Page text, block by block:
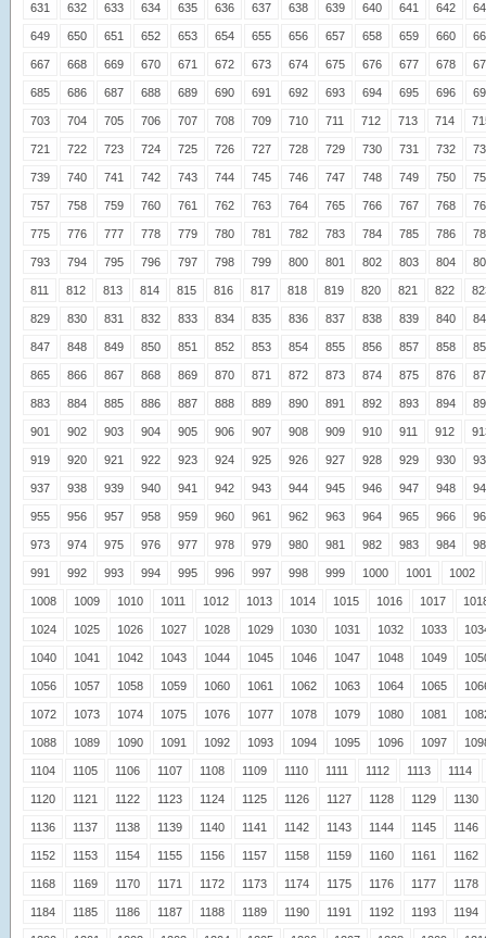
631 632 633 634 635 636 637 638 639 640 641 642
649 650 651 652 653 654 655 656 657 658 659 660
667 668 669 670 671 672 673 674 675 676 677 678
685 686 687 688 689 690 691 692 693 694 695 696
703 704 705 706 707 708 709 710 711 712 713 714
721 722 723 724 725 726 727 728 729 730 731 732
739 740 741 742 743 744 745 746 747 748 749 750
757 758 759 760 761 762 763 764 765 766 767 768
775 776 777 778 779 780 781 782 783 784 785 786
793 794 795 796 797 798 799 800 801 802 803 804
811 812 813 814 815 816 817 818 819 820 821 822
829 830 831 832 833 834 835 836 837 838 839 840
847 848 849 850 851 852 853 854 855 856 857 858
865 866 867 868 869 870 871 872 873 874 875 876
883 884 885 886 887 888 889 890 891 892 893 894
901 902 903 904 905 906 907 908 909 910 911 912
919 920 921 922 923 924 925 926 927 928 929 930
937 938 939 940 941 942 943 944 945 946 947 948
955 956 957 958 959 960 961 962 963 964 965 966
973 974 975 976 977 978 979 980 981 982 983 984
991 992 993 994 995 996 997 998 999 1000 1001 1002
1008 1009 1010 1011 1012 1013 1014 1015 1016 1017
1024 1025 1026 1027 1028 1029 1030 1031 1032 1033
1040 1041 1042 1043 1044 1045 1046 1047 1048 1049
1056 1057 1058 1059 1060 1061 1062 1063 1064 1065
1072 1073 1074 1075 1076 1077 1078 1079 1080 1081
1088 1089 1090 1091 1092 1093 1094 1095 1096 1097
1104 1105 1106 1107 1108 1109 1110 1111 1112 1113 1114
1120 1121 1122 1123 1124 1125 1126 1127 1128 1129 1130
1136 1137 1138 1139 1140 1141 1142 1143 1144 1145 1146
1152 1153 1154 1155 1156 1157 1158 1159 1160 1161 1162
1168 1169 1170 1171 1172 1173 1174 1175 1176 1177 1178
1184 1185 1186 1187 1188 1189 1190 1191 1192 1193 1194